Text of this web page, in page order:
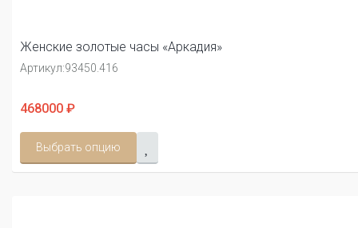
Женские золотые часы «Аркадия»
Артикул:93450.416
468000 ₽
Выбрать опцию